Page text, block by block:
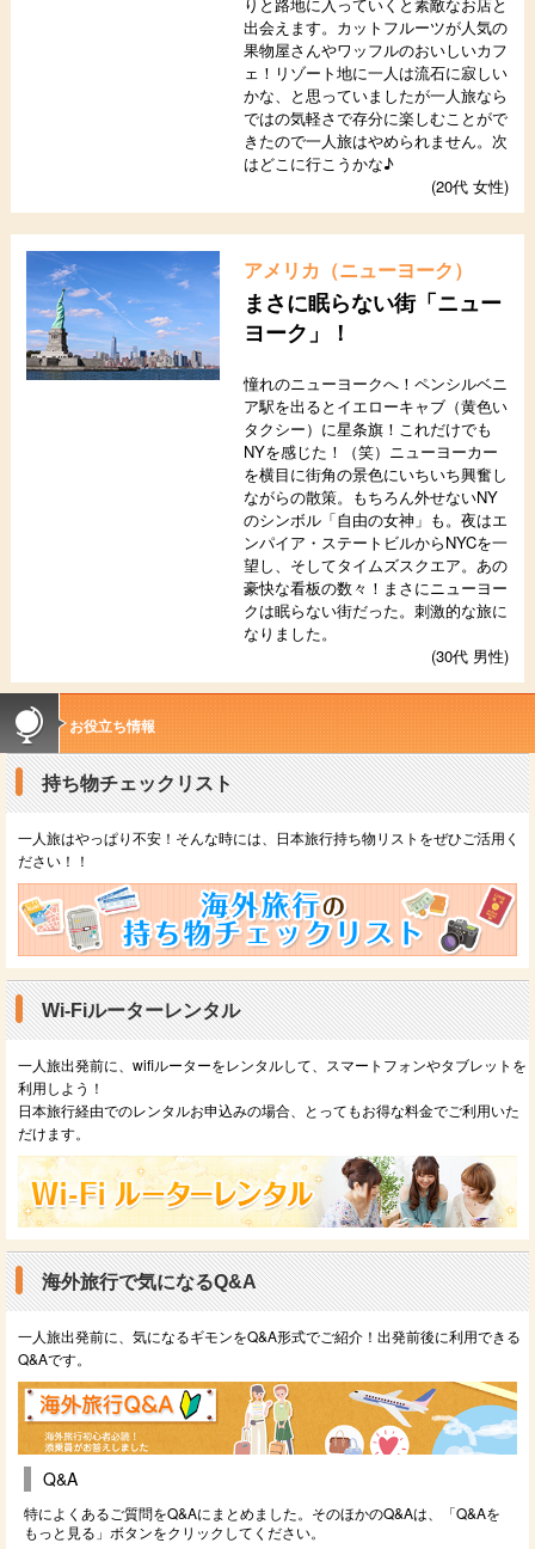
出会えます。カットフルーツが人気の
果物屋さんやワッフルのおいしいカフ
ェ！リゾート地に一人は流石に寂しい
かな、と思っていましたが一人旅なら
ではの気軽さで存分に楽しむことがで
きたので一人旅はやめられません。次
はどこに行こうかな♪
(20代 女性)
アメリカ（ニューヨーク）
まさに眠らない街「ニュー
ヨーク」！
憧れのニューヨークへ！ペンシルベニ
ア駅を出るとイエローキャブ（黄色い
タクシー）に星条旗！これだけでも
NYを感じた！（笑）ニューヨーカー
を横目に街角の景色にいちいち興奮し
ながらの散策。もちろん外せないNY
のシンボル「自由の女神」も。夜はエ
ンパイア・ステートビルからNYCを一
望し、そしてタイムズスクエア。あの
豪快な看板の数々！まさにニューヨー
クは眠らない街だった。刺激的な旅に
なりました。
(30代 男性)
お役立ち情報
持ち物チェックリスト
一人旅はやっぱり不安！そんな時には、日本旅行持ち物リストをぜひご活用く
ださい！！
Wi-Fiルーターレンタル
一人旅出発前に、wifiルーターをレンタルして、スマートフォンやタブレットを
利用しよう！
日本旅行経由でのレンタルお申込みの場合、とってもお得な料金でご利用いた
だけます。
海外旅行で気になるQ&A
一人旅出発前に、気になるギモンをQ&A形式でご紹介！出発前後に利用できる
Q&Aです。
Q&A
特によくあるご質問をQ&Aにまとめました。そのほかのQ&Aは、「Q&Aを
もっと見る」ボタンをクリックしてください。